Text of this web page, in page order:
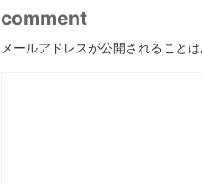
comment
メールアドレスが公開されること